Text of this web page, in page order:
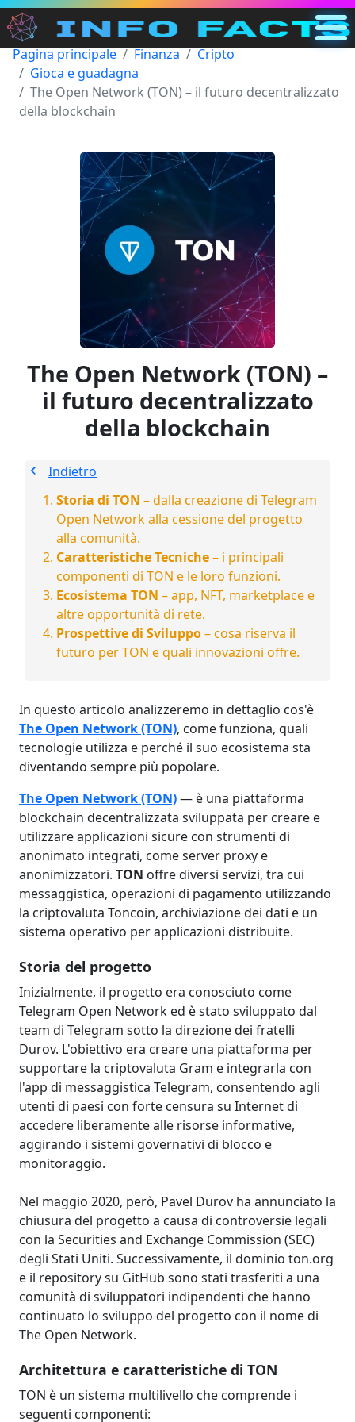
Principale
IT
Altro
Pagina principale Finanza
Cripto
Gioca e guadagna
The Open Network (TON) – il futuro decentralizzato
della blockchain
The Open Network (TON) –
il futuro decentralizzato
della blockchain
Indietro
Storia di TON – dalla creazione di Telegram
Open Network alla cessione del progetto
alla comunità.
Caratteristiche Tecniche– i principali
componenti di TON e le loro funzioni.
Ecosistema TON – app, NFT, marketplace e
altre opportunità di rete.
Prospettive di Sviluppo– cosa riserva il
futuro per TON e quali innovazioni offre.
In questo articolo analizzeremo in dettaglio cos'è
The Open Network (TON), come funziona, quali
tecnologie utilizza e perché il suo ecosistema sta
diventando sempre più popolare.
The Open Network (TON)— è una piattaforma
blockchain decentralizzata sviluppata per creare e
utilizzare applicazioni sicure con strumenti di
anonimato integrati, come server proxy e
anonimizzatori. TON offre diversi servizi, tra cui
messaggistica, operazioni di pagamento utilizzando
la criptovaluta Toncoin, archiviazione dei dati e un
sistema operativo per applicazioni distribuite. ​
Storia del progetto
Inizialmente, il progetto era conosciuto come
Telegram Open Network ed è stato sviluppato dal
team di Telegram sotto la direzione dei fratelli
Durov. L'obiettivo era creare una piattaforma per
supportare la criptovaluta Gram e integrarla con
l'app di messaggistica Telegram, consentendo agli
utenti di paesi con forte censura su Internet di
accedere liberamente alle risorse informative,
aggirando i sistemi governativi di blocco e
monitoraggio. ​
Nel maggio 2020, però, Pavel Durov ha annunciato la
chiusura del progetto a causa di controversie legali
con la Securities and Exchange Commission (SEC)
degli Stati Uniti. Successivamente, il dominio ton.org
e il repository su GitHub sono stati trasferiti a una
comunità di sviluppatori indipendenti che hanno
continuato lo sviluppo del progetto con il nome di
The Open Network.
Architettura e caratteristiche di TON
TON è un sistema multilivello che comprende i
seguenti componenti:​